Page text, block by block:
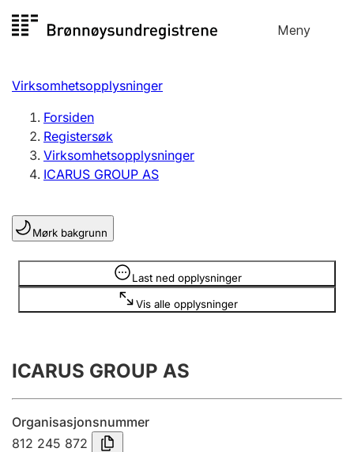
til
Meny
Registersøk
Aksjeselskap
Enkeltpersonforetak
Registrere, endre, slette
Lag og forening
Registrere, endre, slette
Årsregnskap
Innsending og forsinkelsesgebyr
Virksomhetsopplysninger
Forsiden
Registersøk
Virksomhetsopplysninger
ICARUS GROUP AS
Mørk bakgrunn
Last ned opplysninger
Vis alle opplysninger
Opplysninger er skjult
ICARUS GROUP AS
Organisasjonsnummer
812 245 872